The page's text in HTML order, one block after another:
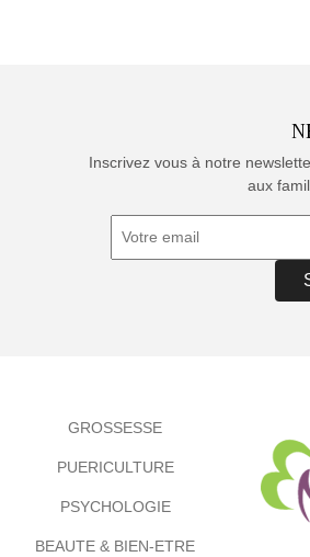
Inscrivez vous à notre
aux
GROSSESSE
PUERICULTURE
PSYCHOLOGIE
BEAUTE & BIEN-ETRE